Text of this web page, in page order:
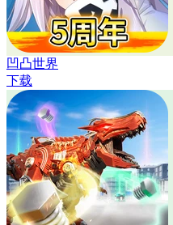
凹凸世界
下载